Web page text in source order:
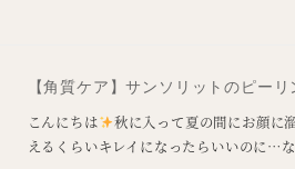
【角質ケア】サンソリットのピー
こんにちは 秋に入って夏の間にお顔に
えるくらいキレイになったらいいのに…